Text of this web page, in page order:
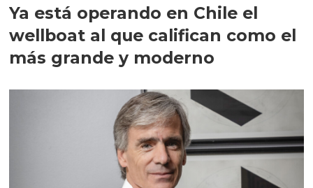
Ya está operando en Chile el
wellboat al que califican como el
más grande y moderno